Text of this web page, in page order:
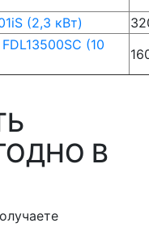
(2,3 кВт)
(10
В